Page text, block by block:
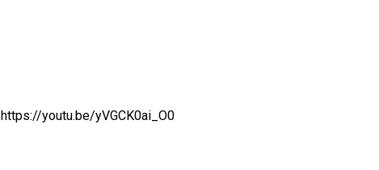
https://youtu.be/yVGCK0ai_O0